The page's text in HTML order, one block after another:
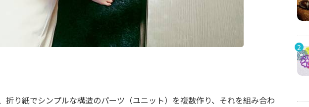
折り紙でシンプルな構造のパーツ（ユニット）を複数作り、それを組み合わ
2